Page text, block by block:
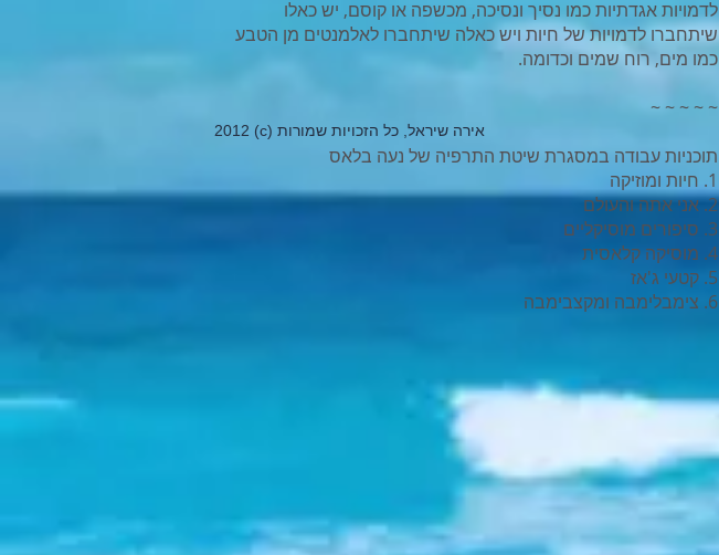
לדמויות אגדתיות כמו נסיך ונסיכה, מכשפה או קוסם, יש כאלו
שיתחברו לדמויות של חיות ויש כאלה שיתחברו לאלמנטים מן הטבע
כמו מים, רוח שמים וכדומה.
~ ~ ~ ~ ~
תוכניות עבודה במסגרת שיטת התרפיה של נעה בלאס
1. חיות ומוזיקה
2. אני אתה והעולם
3. סיפורים מוסיקליים
4. מוסיקה קלאסית
5. קטעי ג'אז
6. צימבלימבה ומקצבימבה
2012 (c) אירה שיראל, כל הזכויות שמורות